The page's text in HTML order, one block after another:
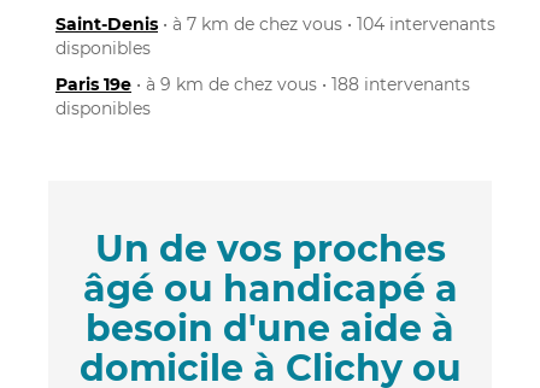
Saint-Denis • à 7 km de chez vous • 104 intervenants
disponibles
Paris 19e • à 9 km de chez vous • 188 intervenants
disponibles
Un de vos proches
âgé ou handicapé a
besoin d'une aide à
domicile à Clichy ou